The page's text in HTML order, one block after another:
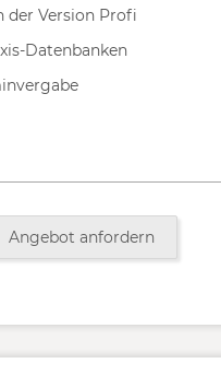
Version Profi
Datenbanken
Angebot anfordern